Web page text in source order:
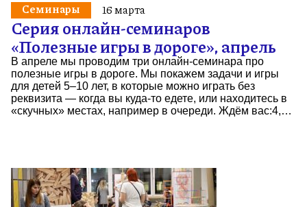
Семинары 16 марта
Серия онлайн-семинаров
«Полезные игры в дороге», апрель
В апреле мы проводим три онлайн-семинара про
полезные игры в дороге. Мы покажем задачи и игры
для детей 5–10 лет, в которые можно играть без
реквизита — когда вы куда-то едете, или находитесь в
«скучных» местах, например в очереди. Ждём вас:4,…